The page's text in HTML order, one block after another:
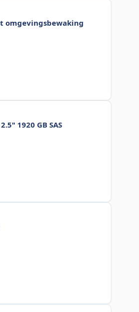
omgevingsbewaking
1920 GB SAS